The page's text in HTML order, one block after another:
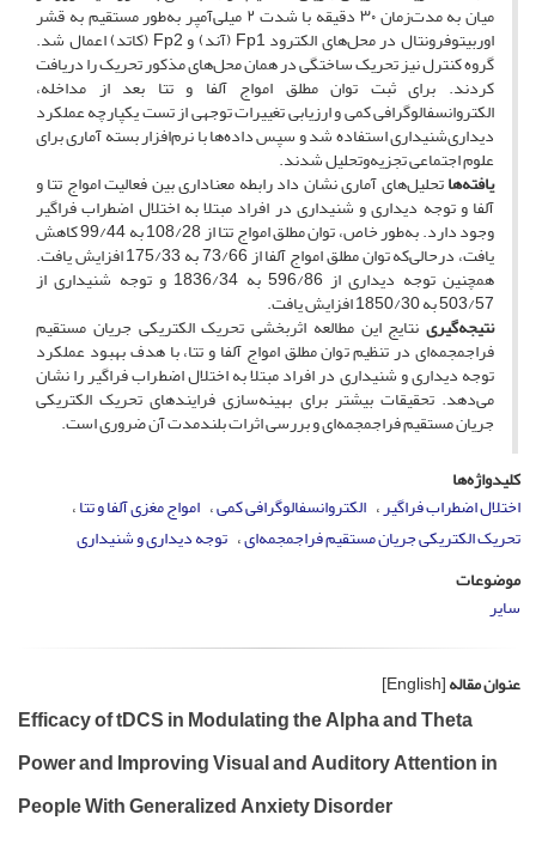
میان به مدت‌زمان ۳۰ دقیقه با شدت ۲ میلی‌آمپر به‌طور مستقیم به قشر
اوربیتوفرونتال در محل‌های الکترود Fp1 (آند) و Fp2 (کاتد) اعمال شد.
گروه کنترل نیز تحریک ساختگی در همان محل‌های مذکور تحریک را دریافت
کردند. برای ثبت توان مطلق امواج آلفا و تتا بعد از مداخله،
الکتروانسفالوگرافی کمی و ارزیابی تغییرات توجهی از تست یکپارچه عملکرد
دیداری‌شنیداری استفاده شد و سپس داده‌ها با نرم‌افزار بسته آماری برای
علوم اجتماعی تجزیه‌وتحلیل شدند.
یافته‌هاتحلیل‌های آماری نشان داد رابطه معناداری بین فعالیت امواج تتا و
آلفا و توجه دیداری و شنیداری در افراد مبتلا به اختلال اضطراب فراگیر
وجود دارد. به‌طور خاص، توان مطلق امواج تتا از 108/28 به 99/44 کاهش
یافت، درحالی‌که توان مطلق امواج آلفا از 73/66 به 175/33 افزایش یافت.
همچنین توجه دیداری از 596/86 به 1836/34 و توجه شنیداری از
503/57 به 1850/30 افزایش یافت.
نتیجه‌گیری نتایج این مطالعه اثربخشی تحریک الکتریکی جریان مستقیم
فراجمجمه‌ای در تنظیم توان مطلق امواج آلفا و تتا، با هدف بهبود عملکرد
توجه دیداری و شنیداری در افراد مبتلا به اختلال اضطراب فراگیر را نشان
می‌دهد. تحقیقات بیشتر برای بهینه‌سازی فرایندهای تحریک الکتریکی
جریان مستقیم فراجمجمه‌‌ای و بررسی اثرات بلندمدت آن ضروری است.
کلیدواژه‌ها
اختلال اضطراب فراگیر الکتروانسفالوگرافی کمی امواج مغزی آلفا و تتا
تحریک الکتریکی جریان مستقیم فراجمجمه‌ای توجه دیداری و شنیداری
موضوعات
سایر
عنوان مقاله[English]
Efficacy of tDCS in Modulating the Alpha and Theta
Power and Improving Visual and Auditory Attention in
People With Generalized Anxiety Disorder